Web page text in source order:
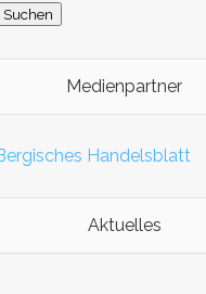
Medienpartner
Handelsblatt
Aktuelles